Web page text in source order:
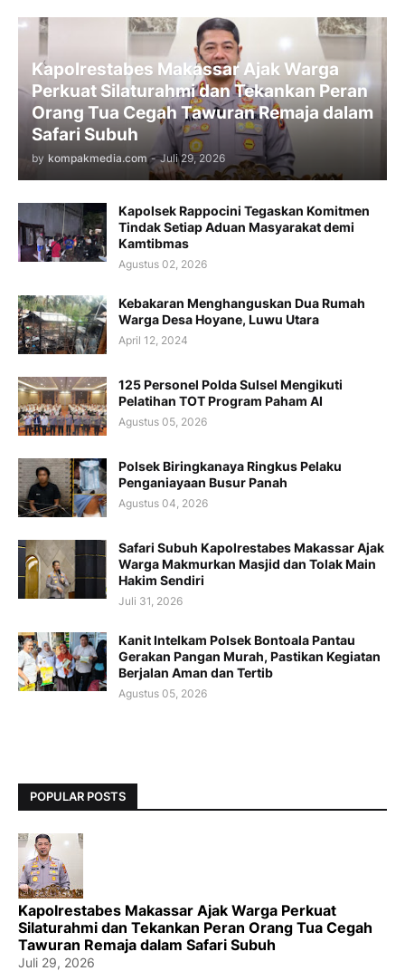
Kapolrestabes Makassar Ajak Warga
Perkuat Silaturahmi dan Tekankan Peran
Orang Tua Cegah Tawuran Remaja dalam
Safari Subuh
by kompakmedia.com - Juli 29, 2026
Kapolsek Rappocini Tegaskan Komitmen
Tindak Setiap Aduan Masyarakat demi
Kamtibmas
Agustus 02, 2026
Kebakaran Menghanguskan Dua Rumah
Warga Desa Hoyane, Luwu Utara
April 12, 2024
125 Personel Polda Sulsel Mengikuti
Pelatihan TOT Program Paham AI
Agustus 05, 2026
Polsek Biringkanaya Ringkus Pelaku
Penganiayaan Busur Panah
Agustus 04, 2026
Safari Subuh Kapolrestabes Makassar Ajak
Warga Makmurkan Masjid dan Tolak Main
Hakim Sendiri
Juli 31, 2026
Kanit Intelkam Polsek Bontoala Pantau
Gerakan Pangan Murah, Pastikan Kegiatan
Berjalan Aman dan Tertib
Agustus 05, 2026
POPULAR POSTS
Kapolrestabes Makassar Ajak Warga Perkuat
Silaturahmi dan Tekankan Peran Orang Tua Cegah
Tawuran Remaja dalam Safari Subuh
Juli 29, 2026